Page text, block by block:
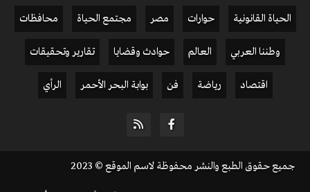
الحياة القانونية حوارات مصر مجتمع الحياة
محافظات
وطننا العربي
العالم حوادث وقضايا
تقارير وتحقيقات
اقتصاد
رياضة فن بوابة البحر الأحمر الرأي
جميع حقوق الطبع والنشر محفوظة لاسم الموقع © 2023